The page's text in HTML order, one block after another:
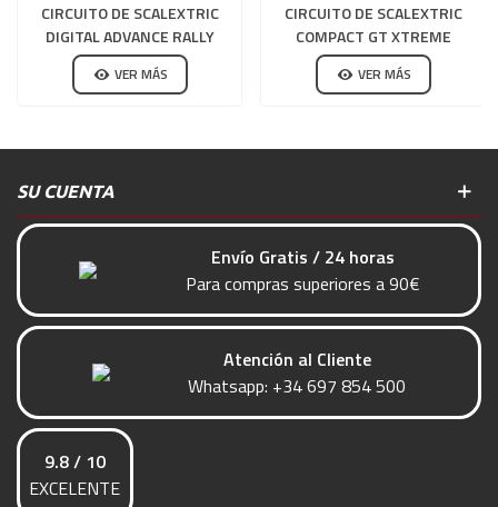
CIRCUITO DE SCALEXTRIC
DIGITAL ADVANCE RALLY
CROSS
VER MÁS
CIRCUITO DE SCALEXTRIC
COMPACT GT XTREME
VER MÁS
SU CUENTA
Envío Gratis / 24 horas
Para compras superiores a 90€
Atención al Cliente
Whatsapp: +34 697 854 500
9.8 / 10
EXCELENTE